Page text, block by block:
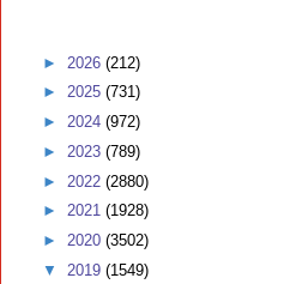
► 2026 (212)
► 2025 (731)
► 2024 (972)
► 2023 (789)
► 2022 (2880)
► 2021 (1928)
► 2020 (3502)
▼ 2019 (1549)